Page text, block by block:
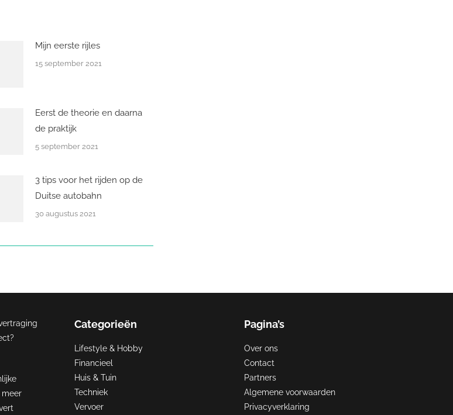
Mijn eerste rijles
15 september 2021
Eerst de theorie en daarna
de praktijk
5 september 2021
3 tips voor het rijden op de
Duitse autobahn
30 augustus 2021
Categorieën
Lifestyle & Hobby
Financieel
Huis & Tuin
Techniek
Vervoer
Pagina’s
Over ons
Contact
Partners
Algemene voorwaarden
Privacyverklaring